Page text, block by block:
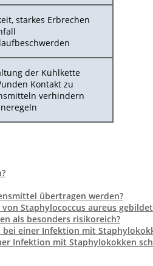
starkes Erbrechen
der Kühlkette
Kontakt zu
verhindern
übertragen werden?
Staphylococcus aureus
als besonders risikoreich?
einer Infektion mit
Infektion mit Staphylokokken